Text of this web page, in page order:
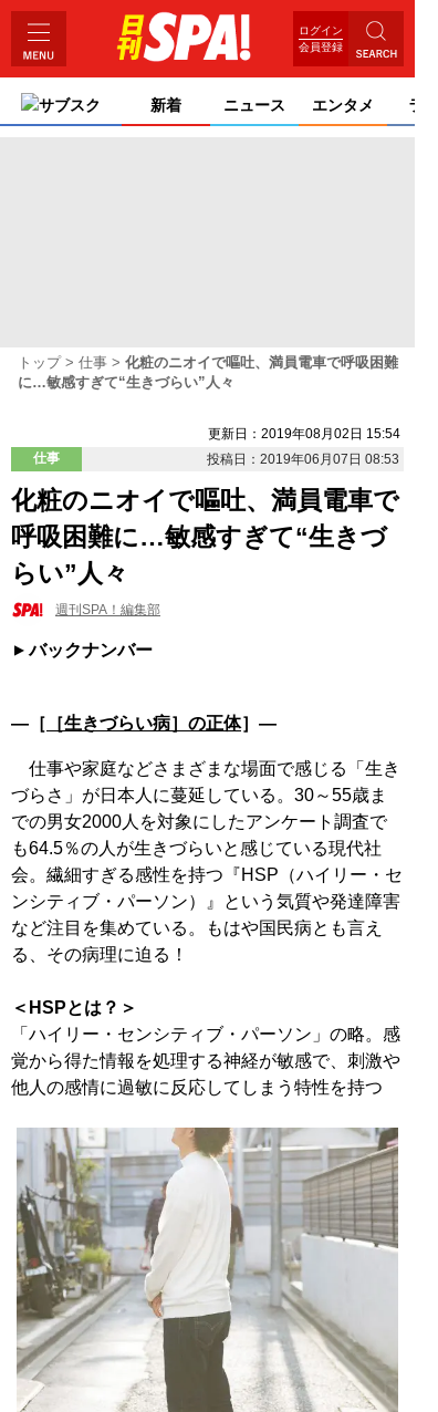
ログイン
会員登録
サブスク 新着 ニュース エンタメ ライ
トップ 仕事
化粧のニオイで嘔吐、満員電車で呼吸困難
に…敏感すぎて“生きづらい”人々
更新日：2019年08月02日 15:54
仕事
投稿日：2019年06月07日 08:53
化粧のニオイで嘔吐、満員電車で
呼吸困難に…敏感すぎて“生きづ
らい”人々
週刊SPA！編集部
バックナンバー
―［ ［生きづらい病］の正体］―
仕事や家庭などさまざまな場面で感じる「生き
づらさ」が日本人に蔓延している。30～55歳ま
での男女2000人を対象にしたアンケート調査で
も64.5％の人が生きづらいと感じている現代社
会。繊細すぎる感性を持つ『HSP（ハイリー・セ
ンシティブ・パーソン）』という気質や発達障害
など注目を集めている。もはや国民病とも言え
る、その病理に迫る！
＜HSPとは？＞
「ハイリー・センシティブ・パーソン」の略。感
覚から得た情報を処理する神経が敏感で、刺激や
他人の感情に過敏に反応してしまう特性を持つ